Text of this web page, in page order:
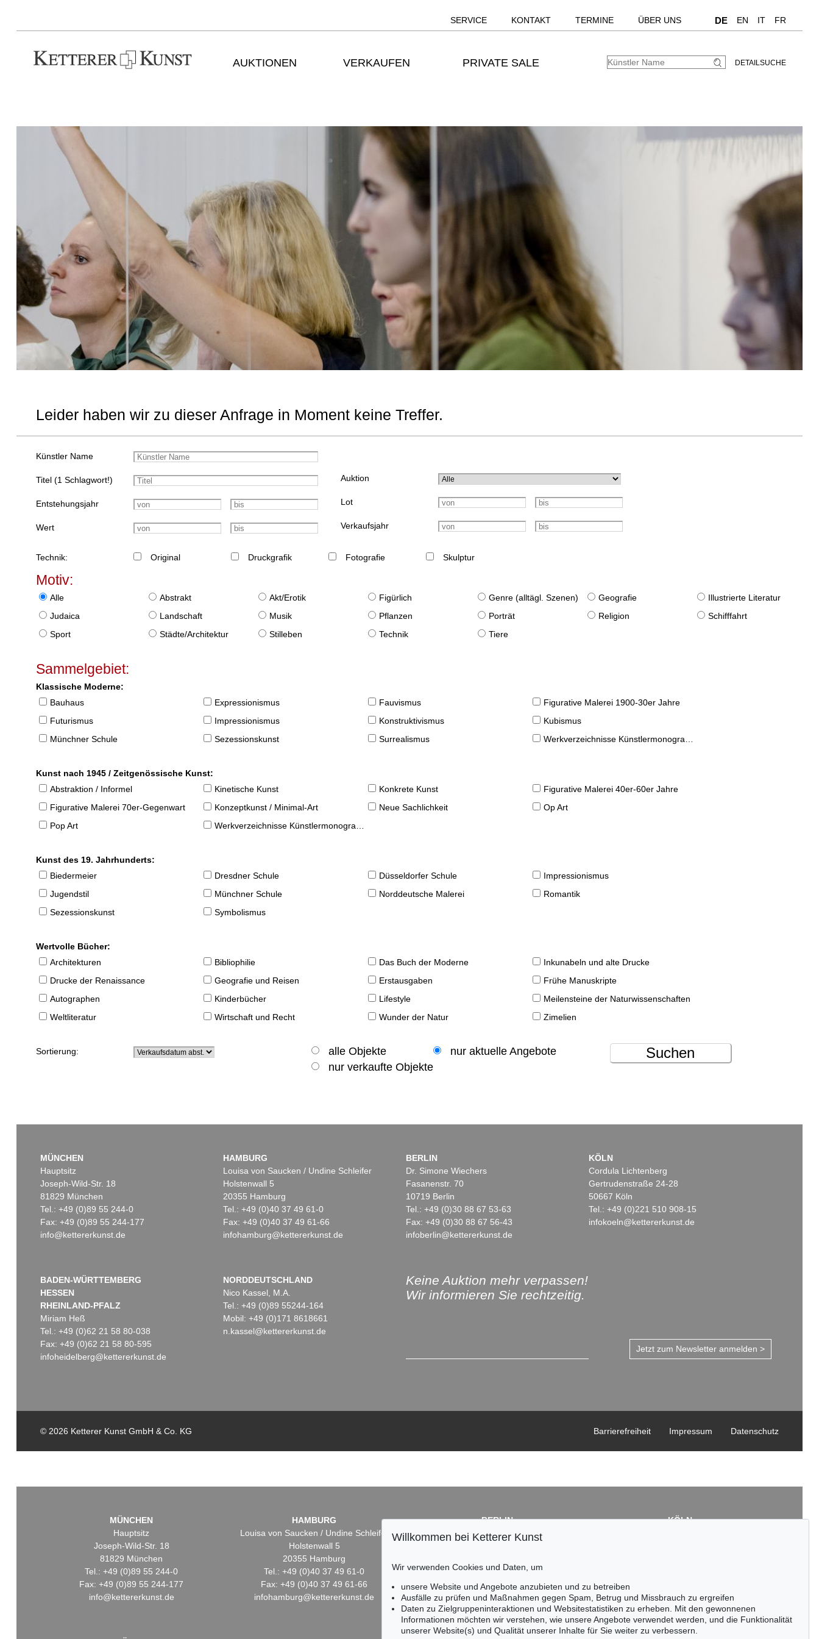
SERVICE KONTAKT TERMINE ÜBER UNS DE EN IT FR
AUKTIONEN VERKAUFEN PRIVATE SALE DETAILSUCHE
Leider haben wir zu dieser Anfrage in Moment keine Treffer.
Künstler Name
Titel (1 Schlagwort!)
Entstehungsjahr
Wert
Auktion
Lot
Verkaufsjahr
Technik: Original Druckgrafik Fotografie Skulptur
Motiv:
Alle Abstrakt Akt/Erotik Figürlich Genre (alltägl. Szenen) Geografie
Illustrierte Literatur
Judaica
Landschaft Musik Pflanzen Porträt Religion
Schifffahrt
Sport
Städte/Architektur Stilleben Technik Tiere
Sammelgebiet:
Klassische Moderne:
Bauhaus
Expressionismus Fauvismus
Figurative Malerei 1900-30er Jahre
Futurismus
Impressionismus Konstruktivismus
Kubismus
Münchner Schule
Sezessionskunst Surrealismus Werkverzeichnisse Künstlermonographien
Kunst nach 1945 / Zeitgenössische Kunst:
Abstraktion / Informel
Kinetische Kunst Konkrete Kunst
Figurative Malerei 40er-60er Jahre
Figurative Malerei 70er-Gegenwart
Konzeptkunst / Minimal-Art Neue Sachlichkeit
Op Art
Pop Art
Werkverzeichnisse Künstlermonographien
Kunst des 19. Jahrhunderts:
Biedermeier
Dresdner Schule Düsseldorfer Schule
Impressionismus
Jugendstil
Münchner Schule Norddeutsche Malerei
Romantik
Sezessionskunst
Symbolismus
Wertvolle Bücher:
Architekturen
Bibliophilie Das Buch der Moderne
Inkunabeln und alte Drucke
Drucke der Renaissance
Geografie und Reisen Erstausgaben
Frühe Manuskripte
Autographen
Kinderbücher Lifestyle
Meilensteine der Naturwissenschaften
Weltliteratur
Wirtschaft und Recht Wunder der Natur Zimelien
Sortierung: alle Objekte
nur aktuelle Angebote
nur verkaufte Objekte
Suchen
MÜNCHEN
Hauptsitz
Joseph-Wild-Str. 18
81829 München
Tel.: +49 (0)89 55 244-0
Fax: +49 (0)89 55 244-177
info@kettererkunst.de
HAMBURG
Louisa von Saucken / Undine Schleifer
Holstenwall 5
20355 Hamburg
Tel.: +49 (0)40 37 49 61-0
Fax: +49 (0)40 37 49 61-66
infohamburg@kettererkunst.de
BERLIN
Dr. Simone Wiechers
Fasanenstr. 70
10719 Berlin
Tel.: +49 (0)30 88 67 53-63
Fax: +49 (0)30 88 67 56-43
infoberlin@kettererkunst.de
KÖLN
Cordula Lichtenberg
Gertrudenstraße 24-28
50667 Köln
Tel.: +49 (0)221 510 908-15
infokoeln@kettererkunst.de
BADEN-WÜRTTEMBERG
HESSEN
RHEINLAND-PFALZ
Miriam Heß
Tel.: +49 (0)62 21 58 80-038
Fax: +49 (0)62 21 58 80-595
infoheidelberg@kettererkunst.de
NORDDEUTSCHLAND
Nico Kassel, M.A.
Tel.: +49 (0)89 55244-164
Mobil: +49 (0)171 8618661
n.kassel@kettererkunst.de
Keine Auktion mehr verpassen!
Wir informieren Sie rechtzeitig.
Jetzt zum Newsletter anmelden >
© 2026 Ketterer Kunst GmbH & Co. KG Datenschutz
Impressum
Barrierefreiheit
MÜNCHEN
Hauptsitz
Joseph-Wild-Str. 18
81829 München
Tel.: +49 (0)89 55 244-0
Fax: +49 (0)89 55 244-177
info@kettererkunst.de
HAMBURG
Louisa von Saucken / Undine Schleifer
Holstenwall 5
20355 Hamburg
Tel.: +49 (0)40 37 49 61-0
Fax: +49 (0)40 37 49 61-66
infohamburg@kettererkunst.de
BERLIN
Dr. Simone Wiechers
Tel.: +49 (0)30 88 67 53-63
Fax: +49 (0)30 88 67 56-43
infoberlin@kettererkunst.de
KÖLN
infokoeln@kettererkunst.de
Willkommen bei Ketterer Kunst
Wir verwenden Cookies und Daten, um
unsere Website und Angebote anzubieten und zu betreiben
Ausfälle zu prüfen und Maßnahmen gegen Spam, Betrug und Missbrauch zu ergreifen
Daten zu Zielgruppeninteraktionen und Websitestatistiken zu erheben. Mit den gewonnenen
Informationen möchten wir verstehen, wie unsere Angebote verwendet werden, und die Funktionalität
unserer Website(s) und Qualität unserer Inhalte für Sie weiter zu verbessern.